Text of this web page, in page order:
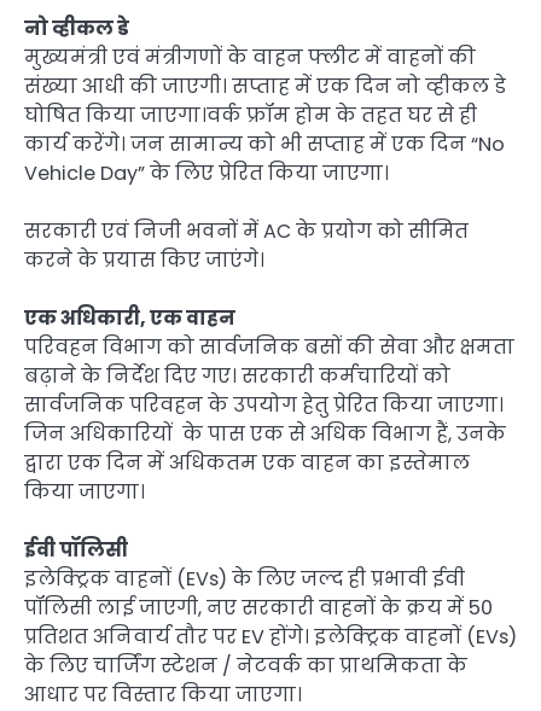
नो व्हीकल डे
मुख्यमंत्री एवं मंत्रीगणों के वाहन फ्लीट में वाहनों की
संख्या आधी की जाएगी। सप्ताह में एक दिन नो व्हीकल डे
घोषित किया जाएगा।वर्क फ्रॉम होम के तहत घर से ही
कार्य करेंगे। जन सामान्य को भी सप्ताह में एक दिन “No
Vehicle Day” के लिए प्रेरित किया जाएगा।
सरकारी एवं निजी भवनों में AC के प्रयोग को सीमित
करने के प्रयास किए जाएंगे।
एक अधिकारी, एक वाहन
परिवहन विभाग को सार्वजनिक बसों की सेवा और क्षमता
बढ़ाने के निर्देश दिए गए। सरकारी कर्मचारियों को
सार्वजनिक परिवहन के उपयोग हेतु प्रेरित किया जाएगा।
जिन अधिकारियों के पास एक से अधिक विभाग हैं, उनके
द्वारा एक दिन में अधिकतम एक वाहन का इस्तेमाल
किया जाएगा।
ईवी पॉलिसी
इलेक्ट्रिक वाहनों (EVs) के लिए जल्द ही प्रभावी ईवी
पॉलिसी लाई जाएगी, नए सरकारी वाहनों के क्रय में 50
प्रतिशत अनिवार्य तौर पर EV होंगे। इलेक्ट्रिक वाहनों (EVs)
के लिए चार्जिंग स्टेशन / नेटवर्क का प्राथमिकता के
आधार पर विस्तार किया जाएगा।